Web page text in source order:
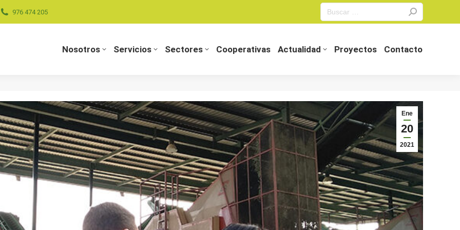
976 474 205
Search:
Nosotros Servicios Sectores Cooperativas Actualidad Proyectos Contacto
Ene
20
2021
Actualidad Proyectos Contacto